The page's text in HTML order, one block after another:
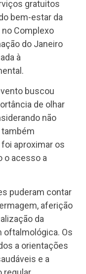
gratuitos
bem-estar da
Complexo
do Janeiro
à
buscou
de olhar
não
aproximar os
o acesso a
puderam contar
aferição
da
oftalmológica. Os
a orientações
e a